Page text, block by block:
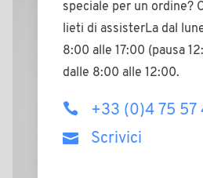
speciale per un ordine?
lieti di assisterLa dal
8:00 alle 17:00 (pausa
dalle 8:00 alle 12:00.
+33 (0)4 75 57
Scrivici